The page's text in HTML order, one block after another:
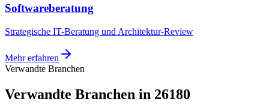
Softwareberatung
Strategische IT-Beratung und Architektur-Review
Mehr erfahren
Verwandte Branchen
Verwandte Branchen in 26180